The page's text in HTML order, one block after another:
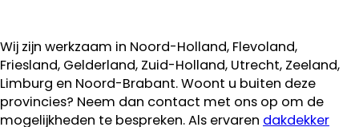
Wij zijn werkzaam in Noord-Holland, Flevoland,
Friesland, Gelderland, Zuid-Holland, Utrecht, Zeeland,
Limburg en Noord-Brabant. Woont u buiten deze
provincies? Neem dan contact met ons op om de
mogelijkheden te bespreken. Als ervaren dakdekker